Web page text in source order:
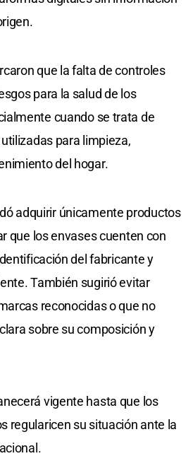
que la falta de controles
para la salud de los
cuando se trata de
para limpieza,
del hogar.
adquirir únicamente productos
que los envases cuenten con
del fabricante y
También sugirió evitar
reconocidas o que no
sobre su composición y
vigente hasta que los
regularicen su situación ante la